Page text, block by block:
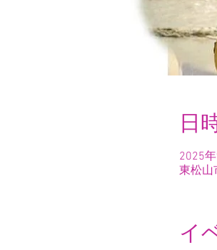
日
2025
東松山
イ